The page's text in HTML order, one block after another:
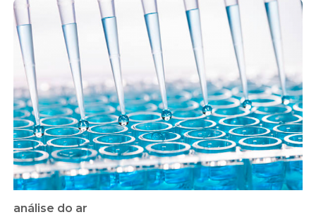
análise do ar